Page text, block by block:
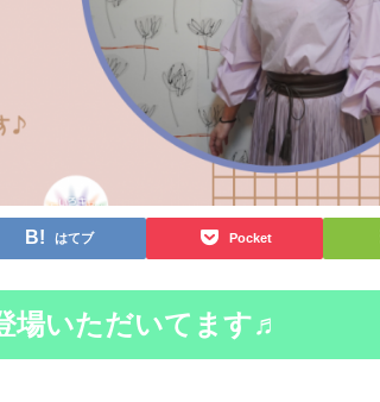
はてブ Pocket
場いただいてます♬